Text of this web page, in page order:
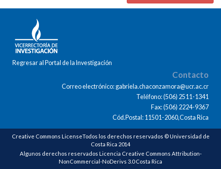
Regresar al Portal de la Investigación
Contacto
Correo electrónico: gabriela.chaconzamora@ucr.ac.cr
Teléfono: (506) 2511-1341
Fax: (506) 2224-9367
Cód.Postal: 11501-2060,Costa Rica
Creative Commons LicenseTodos los derechos reservados © Universidad de
Costa Rica 2014
Algunos derechos reservados Licencia Creative Commons Attribution-
NonCommercial-NoDerivs 3.0 Costa Rica